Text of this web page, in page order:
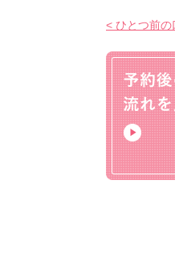
< ひとつ前の